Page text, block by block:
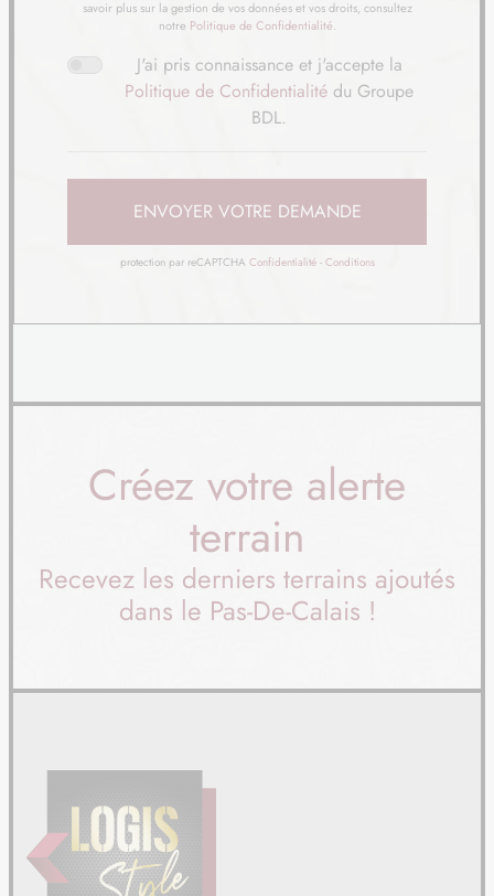
27
TERRAIN
À PIERREMONT (62)
23/27
32 596 €
24/27
TERRAINÀ PIERREMONT (62)
25
TERRAINÀ PIERREMONT (62)
savoir plus sur la gestion de vos données et vos droits, consultez
notre Politique de Confidentialité.
J'ai pris connaissance et j'accepte la
Politique de Confidentialité du Groupe
BDL.
ENVOYER VOTRE DEMANDE
protection par reCAPTCHA Confidentialité- Conditions
Créez votre alerte
terrain
Recevez les derniers terrains ajoutés
dans le Pas-De-Calais !